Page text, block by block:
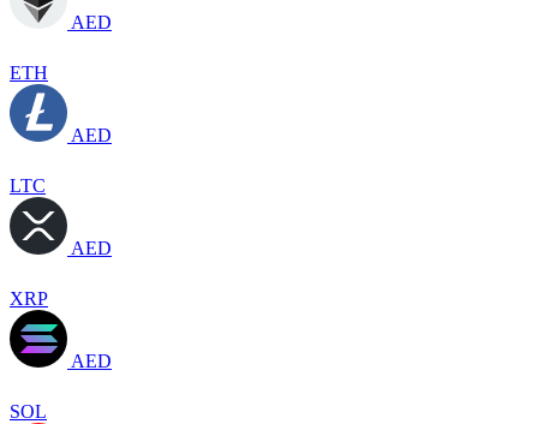
AED
ETH
AED
LTC
AED
XRP
AED
SOL